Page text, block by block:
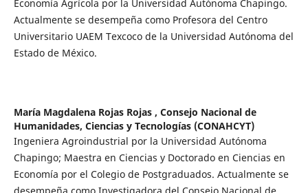
Economía Agrícola por la Universidad Autónoma Chapingo.
Actualmente se desempeña como Profesora del Centro
Universitario UAEM Texcoco de la Universidad Autónoma del
Estado de México.
María Magdalena Rojas Rojas , Consejo Nacional de
Humanidades, Ciencias y Tecnologías (CONAHCYT)
Ingeniera Agroindustrial por la Universidad Autónoma
Chapingo; Maestra en Ciencias y Doctorado en Ciencias en
Economía por el Colegio de Postgraduados. Actualmente se